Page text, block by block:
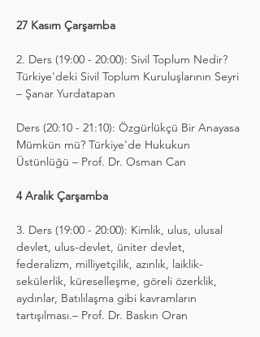
27 Kasım Çarşamba
2. Ders (19:00 - 20:00): Sivil Toplum Nedir?
Türkiye'deki Sivil Toplum Kuruluşlarının Seyri
– Şanar Yurdatapan
Ders (20:10 - 21:10): Özgürlükçü Bir Anayasa
Mümkün mü? Türkiye'de Hukukun
Üstünlüğü – Prof. Dr. Osman Can
4 Aralık Çarşamba
3. Ders (19:00 - 20:00): Kimlik, ulus, ulusal
devlet, ulus-devlet, üniter devlet,
federalizm, milliyetçilik, azınlık, laiklik-
sekülerlik, küreselleşme, göreli özerklik,
aydınlar, Batılılaşma gibi kavramların
tartışılması.– Prof. Dr. Baskın Oran